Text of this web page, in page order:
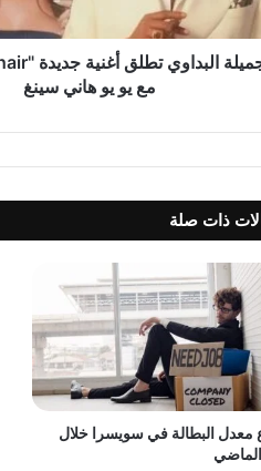
مع يو يو هاني سينغ
ذات صلة
معدل البطالة في سويسرا خلال
الماضي